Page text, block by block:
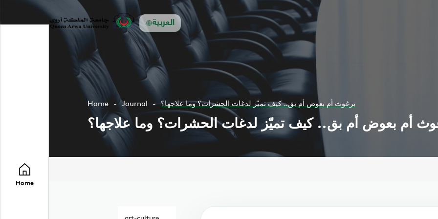
العربية
Home
Home Journal برغوث أم بعوض أم بق.. كيف تميّز لدغات الحشرات؟ وما علاجها؟
أم بعوض أم بق.. كيف تميّز لدغات الحشرات؟ وما علاجها؟